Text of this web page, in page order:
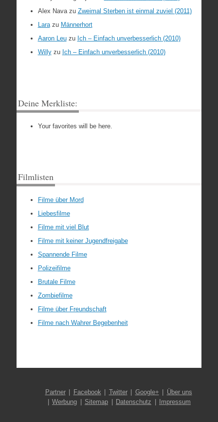
Alex Navazu Zweimal Sterben ist einmal zuviel (2011)
Larazu Männerhort
Aaron Leuzu Ich – Einfach unverbesserlich (2010)
Willyzu Ich – Einfach unverbesserlich (2010)
Deine Merkliste:
Your favorites will be here.
Filmlisten
Filme über Mord
Liebesfilme
Filme mit viel Blut
Filme mit keiner Jugendfreigabe
Spannende Filme
Polizeifilme
Brutale Filme
Zombiefilme
Filme über Freundschaft
Filme nach Wahrer Begebenheit
Partner Facebook Twitter Google+
Über uns
Werbung
Sitemap Datenschutz Impressum